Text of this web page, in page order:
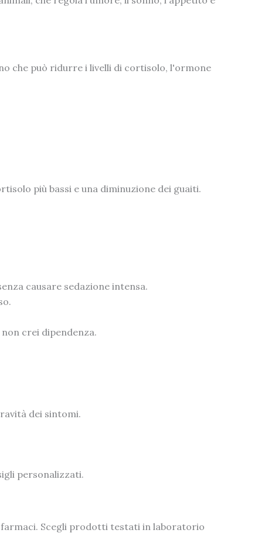
che può ridurre i livelli di cortisolo, l'ormone
più bassi e una diminuzione dei guaiti.
causare sedazione intensa.
crei dipendenza.
dei sintomi.
personalizzati.
Scegli prodotti testati in laboratorio